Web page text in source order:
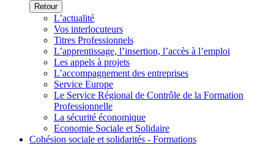
Retour
L’actualité
Vos interlocuteurs
Titres Professionnels
L’apprentissage, l’insertion, l’accès à l’emploi
Les appels à projets
L’accompagnement des entreprises
Service Europe
Le Service Régional de Contrôle de la Formation
Professionnelle
La sécurité économique
Economie Sociale et Solidaire
Cohésion sociale et solidarités - Formations